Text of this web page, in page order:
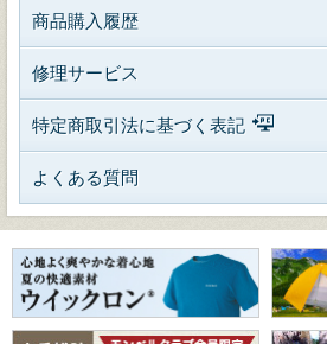
商品購入履歴
修理サービス
特定商取引法に基づく表記
よくある質問